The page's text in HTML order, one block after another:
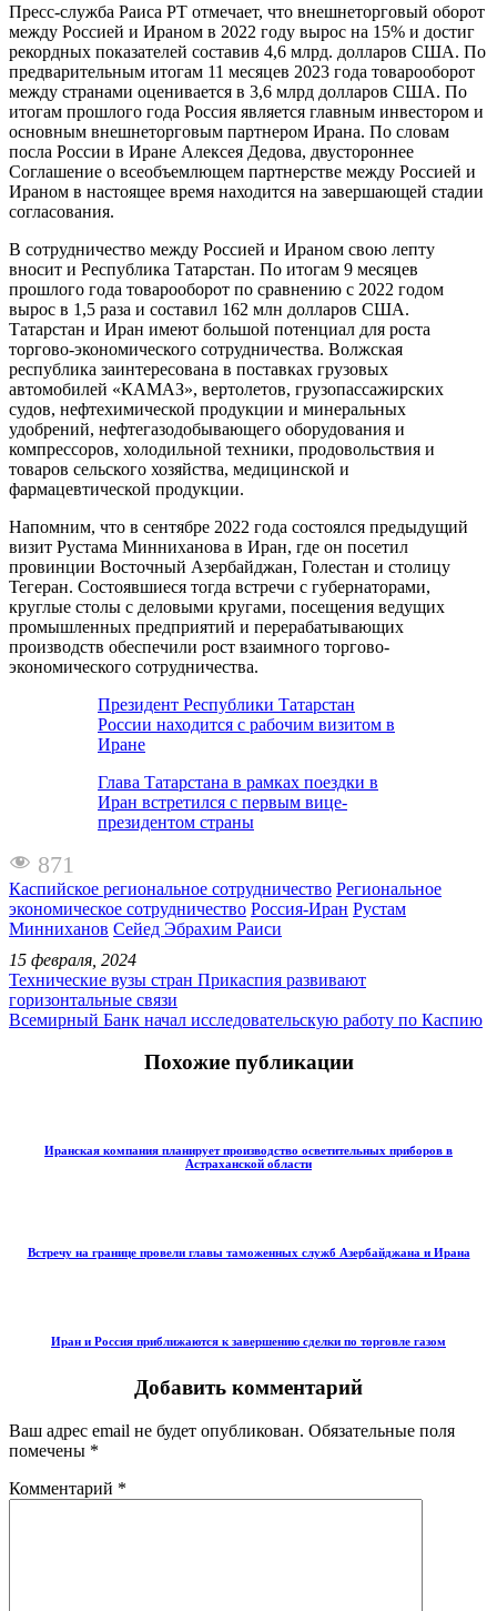
Пресс-служба Раиса РТ отмечает, что внешнеторговый оборот
между Россией и Ираном в 2022 году вырос на 15% и достиг
рекордных показателей составив 4,6 млрд. долларов США. По
предварительным итогам 11 месяцев 2023 года товарооборот
между странами оценивается в 3,6 млрд долларов США. По
итогам прошлого года Россия является главным инвестором и
основным внешнеторговым партнером Ирана. По словам
посла России в Иране Алексея Дедова, двустороннее
Соглашение о всеобъемлющем партнерстве между Россией и
Ираном в настоящее время находится на завершающей стадии
согласования.
В сотрудничество между Россией и Ираном свою лепту
вносит и Республика Татарстан. По итогам 9 месяцев
прошлого года товарооборот по сравнению с 2022 годом
вырос в 1,5 раза и составил 162 млн долларов США.
Татарстан и Иран имеют большой потенциал для роста
торгово-экономического сотрудничества. Волжская
республика заинтересована в поставках грузовых
автомобилей «КАМАЗ», вертолетов, грузопассажирских
судов, нефтехимической продукции и минеральных
удобрений, нефтегазодобывающего оборудования и
компрессоров, холодильной техники, продовольствия и
товаров сельского хозяйства, медицинской и
фармацевтической продукции.
Напомним, что в сентябре 2022 года состоялся предыдущий
визит Рустама Минниханова в Иран, где он посетил
провинции Восточный Азербайджан, Голестан и столицу
Тегеран. Состоявшиеся тогда встречи с губернаторами,
круглые столы с деловыми кругами, посещения ведущих
промышленных предприятий и перерабатывающих
производств обеспечили рост взаимного торгово-
экономического сотрудничества.
Президент Республики Татарстан
России находится с рабочим визитом в
Иране
Глава Татарстана в рамках поездки в
Иран встретился с первым вице-
президентом страны
871
Каспийское региональное сотрудничество Региональное
экономическое сотрудничество Россия-Иран Рустам
Минниханов Сейед Эбрахим Раиси
15 февраля, 2024
Технические вузы стран Прикаспия развивают
горизонтальные связи
Всемирный Банк начал исследовательскую работу по Каспию
Похожие публикации
Иранская компания планирует производство осветительных приборов в
Астраханской области
Встречу на границе провели главы таможенных служб Азербайджана и Ирана
Иран и Россия приближаются к завершению сделки по торговле газом
Добавить комментарий
Ваш адрес email не будет опубликован. Обязательные поля
помечены *
Комментарий *